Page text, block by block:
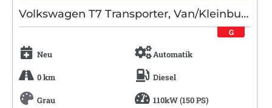
Volkswagen T7 Transporter, Van/Kleinbus, Diesel, Automatik, Grau
Neu Automatik
0 km Diesel
Grau 110kW (150 PS)
G